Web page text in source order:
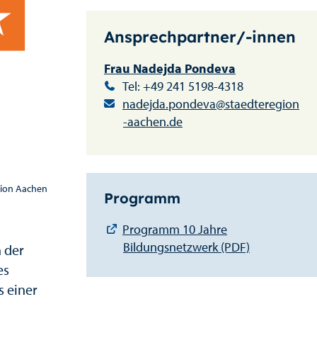
Aachen
der
einer
Ansprechpartner/-innen
Frau Nadejda Pondeva
Tel: +49 241 5198-4318
nadejda.pondeva@staedteregion
-aachen.de
Programm
Programm 10 Jahre
Bildungsnetzwerk (PDF)